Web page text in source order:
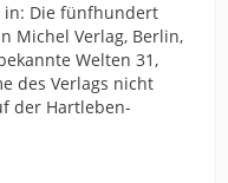
in: Die fünfhundert
Michel Verlag, Berlin,
Welten 31,
des Verlags nicht
der Hartleben-